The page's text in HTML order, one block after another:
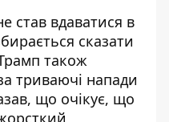
став вдаватися в
сказати
також
триваючі напади
що очікує, що